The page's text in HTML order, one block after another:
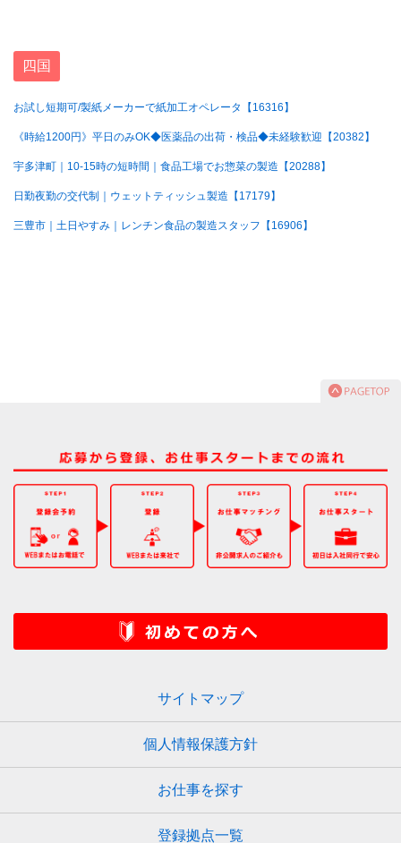
四国
お試し短期可/製紙メーカーで紙加工オペレータ【16316】
《時給1200円》平日のみOK◆医薬品の出荷・検品◆未経験歓迎【20382】
宇多津町｜10-15時の短時間｜食品工場でお惣菜の製造【20288】
日勤夜勤の交代制｜ウェットティッシュ製造【17179】
三豊市｜土日やすみ｜レンチン食品の製造スタッフ【16906】
サイトマップ
個人情報保護方針
お仕事を探す
登録拠点一覧